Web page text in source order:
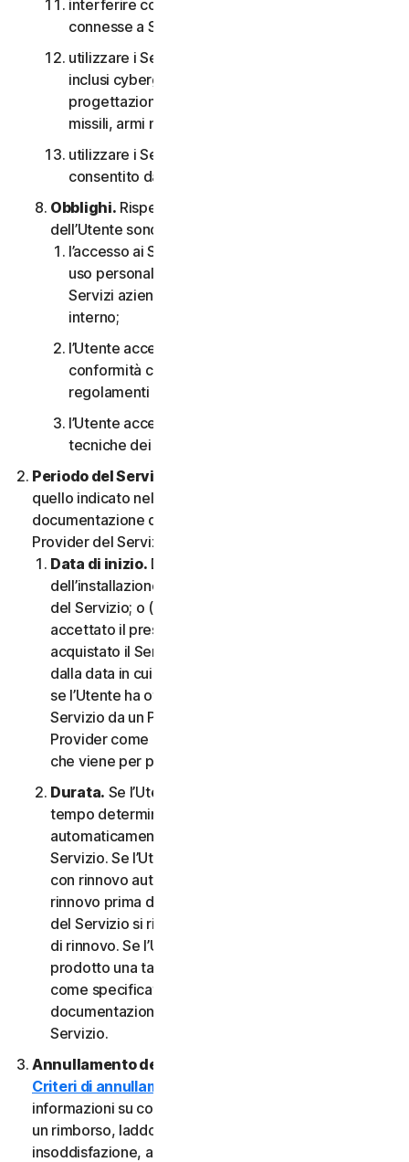
interferire con o interrompere server o reti
connesse a Software o Servizi;
utilizzare i Servizi per qualsiasi scopo militare,
inclusi cyberguerra, sviluppo di armi,
progettazione, fabbricazione o produzione di
missili, armi nucleari, chimiche o biologiche;
utilizzare i Servizi in qualsiasi modo non
consentito dal CLS.
Obblighi. Rispetto all’uso del Servizio, gli obblighi
dell’Utente sono i seguenti:
l’accesso ai Servizi per i consumatori è solo per
uso personale o domestico oppure, nel caso dei
Servizi aziendali, è solo per uso aziendale
interno;
l’Utente accetta di utilizzare i Servizi in
conformità con il CLS e tutte le leggi e i
regolamenti applicabili;
l’Utente accetta di rispettare tutte le limitazioni
tecniche dei Servizi e/o del Software.
Periodo del Servizio.
quello indicato nella Documentazione o nella
documentazione di transazione applicabile dal
Provider del Servizio.
Data di inizio. Dovrà partire (a) dalla data
dell’installazione iniziale del Software o dell’utilizzo
del Servizio; o (b) dalla data in cui l’Utente ha
accettato il presente CLS; o (c) se l’Utente ha
acquistato il Servizio dal nostro negozio online,
dalla data in cui è stato completato l’acquisto; o (d)
se l’Utente ha ottenuto il diritto di utilizzare il
Servizio da un Provider, dalla data stabilita da tale
Provider come applicabile, qualunque sia la data
che viene per prima.
Durata. Se l’Utente dispone di un abbonamento a
tempo determinato, il Servizio terminerà
automaticamente al termine del Periodo del
Servizio. Se l’Utente dispone di un abbonamento
con rinnovo automatico, a meno che non annulli il
rinnovo prima della data di fatturazione, il Periodo
del Servizio si rinnoverà automaticamente alla data
di rinnovo. Se l’Utente dispone di un servizio o di un
prodotto una tantum, il Periodo del servizio durerà
come specificato nella Documentazione o nella
documentazione applicabile dal Provider del
Servizio.
Annullamento del Servizio.
Criteri di annullamento e di rimborso
informazioni su come annullare il contratto e ottenere
un rimborso, laddove applicabile. In caso di
insoddisfazione, alcuni Servizi possono includere una